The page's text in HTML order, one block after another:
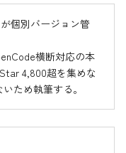
個別バージョン管
横断対応の本
4,800超を集めな
ため執筆する。